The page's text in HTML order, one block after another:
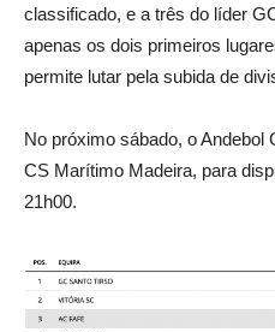
classificado, e a três do líder
apenas os dois primeiros
permite lutar pela subida de
No próximo sábado, o Andebol
CS Marítimo Madeira, para
21h00.